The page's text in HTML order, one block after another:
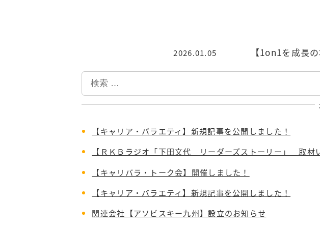
【1on1を成長
投稿日
2026.01.05
索
【キャリア・バラエティ】新規記事を公開しました！
【ＲＫＢラジオ「下田文代 リーダーズストーリー」 取材
【キャリバラ・トーク会】開催しました！
【キャリア・バラエティ】新規記事を公開しました！
関連会社【アソビスキー九州】設立のお知らせ